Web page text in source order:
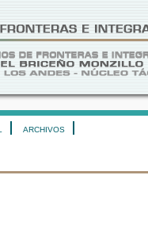
ARCHIVOS